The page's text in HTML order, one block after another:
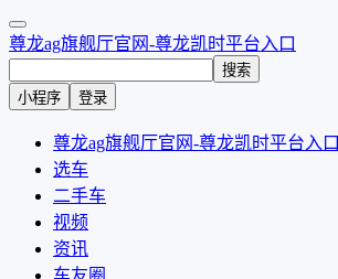
尊龙ag旗舰厅官网-尊龙凯时平台入口
搜索
小程序
登录
尊龙ag旗舰厅官网-尊龙凯时平台入口
选车
二手车
视频
资讯
车友圈